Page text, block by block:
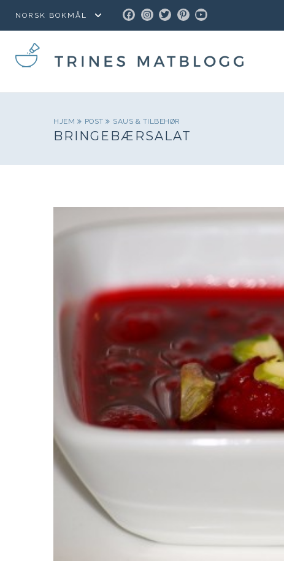
FACEBOOK
INSTAGRAM
TWITTER
PINTEREST
YOUTUBE
HJEM POST SAUS & TILBEHØR
BRINGEBÆRSALAT